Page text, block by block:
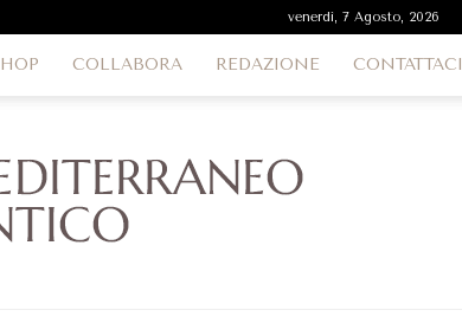
venerdì, 7 Agosto, 2026
COLLABORA REDAZIONE CONTATTACI